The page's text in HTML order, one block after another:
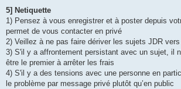
5] Netiquette
1) Pensez à vous enregistrer et à poster depuis
permet de vous contacter en privé
2) Veillez à ne pas faire dériver les sujets JDR vers
3) S'il y a affrontement persistant avec un sujet, il
être le premier à arrêter les frais
4) S'il y a des tensions avec une personne en
le problème par message privé plutôt qu’en public